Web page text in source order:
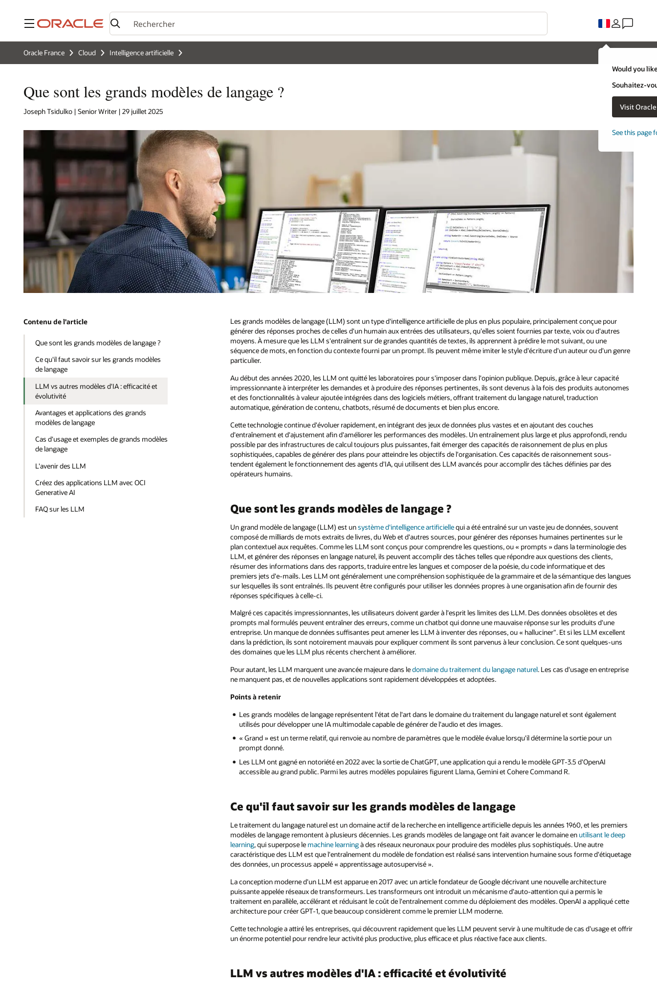
Menu
Would you
Souhaitez-
Visit
See this page
Oracle France Cloud Intelligence artificielle
Que sont les grands modèles de langage ?
Joseph Tsidulko | Senior Writer | 29 juillet 2025
Contenu de l'article
Que sont les grands modèles de langage ?
Ce qu'il faut savoir sur les grands modèles
de langage
LLM vs autres modèles d'IA : efficacité et
évolutivité
Avantages et applications des grands
modèles de langage
Cas d'usage et exemples de grands modèles
de langage
L'avenir des LLM
Créez des applications LLM avec OCI
Generative AI
FAQ sur les LLM
Les grands modèles de langage (LLM) sont un type d'intelligence artificielle de plus en plus populaire, principalement conçue pour
générer des réponses proches de celles d'un humain aux entrées des utilisateurs, qu'elles soient fournies par texte, voix ou d'autres
moyens. À mesure que les LLM s'entraînent sur de grandes quantités de textes, ils apprennent à prédire le mot suivant, ou une
séquence de mots, en fonction du contexte fourni par un prompt. Ils peuvent même imiter le style d'écriture d'un auteur ou d'un genre
particulier.
Au début des années 2020, les LLM ont quitté les laboratoires pour s'imposer dans l'opinion publique. Depuis, grâce à leur capacité
impressionnante à interpréter les demandes et à produire des réponses pertinentes, ils sont devenus à la fois des produits autonomes
et des fonctionnalités à valeur ajoutée intégrées dans des logiciels métiers, offrant traitement du langage naturel, traduction
automatique, génération de contenu, chatbots, résumé de documents et bien plus encore.
Cette technologie continue d'évoluer rapidement, en intégrant des jeux de données plus vastes et en ajoutant des couches
d'entraînement et d'ajustement afin d'améliorer les performances des modèles. Un entraînement plus large et plus approfondi, rendu
possible par des infrastructures de calcul toujours plus puissantes, fait émerger des capacités de raisonnement de plus en plus
sophistiquées, capables de générer des plans pour atteindre les objectifs de l'organisation. Ces capacités de raisonnement sous-
tendent également le fonctionnement des agents d'IA, qui utilisent des LLM avancés pour accomplir des tâches définies par des
opérateurs humains.
Que sont les grands modèles de langage ?
Un grand modèle de langage (LLM) est unsystème d'intelligence artificiellequi a été entraîné sur un vaste jeu de données, souvent
composé de milliards de mots extraits de livres, du Web et d'autres sources, pour générer des réponses humaines pertinentes sur le
plan contextuel aux requêtes. Comme les LLM sont conçus pour comprendre les questions, ou « prompts » dans la terminologie des
LLM, et générer des réponses en langage naturel, ils peuvent accomplir des tâches telles que répondre aux questions des clients,
résumer des informations dans des rapports, traduire entre les langues et composer de la poésie, du code informatique et des
premiers jets d'e-mails. Les LLM ont généralement une compréhension sophistiquée de la grammaire et de la sémantique des langues
sur lesquelles ils sont entraînés. Ils peuvent être configurés pour utiliser les données propres à une organisation afin de fournir des
réponses spécifiques à celle-ci.
Malgré ces capacités impressionnantes, les utilisateurs doivent garder à l'esprit les limites des LLM. Des données obsolètes et des
prompts mal formulés peuvent entraîner des erreurs, comme un chatbot qui donne une mauvaise réponse sur les produits d'une
entreprise. Un manque de données suffisantes peut amener les LLM à inventer des réponses, ou « halluciner". Et si les LLM excellent
dans la prédiction, ils sont notoirement mauvais pour expliquer comment ils sont parvenus à leur conclusion. Ce sont quelques-uns
des domaines que les LLM plus récents cherchent à améliorer.
Pour autant, les LLM marquent une avancée majeure dans ledomaine du traitement du langage naturel. Les cas d'usage en entreprise
ne manquent pas, et de nouvelles applications sont rapidement développées et adoptées.
Points à retenir
Les grands modèles de langage représentent l'état de l'art dans le domaine du traitement du langage naturel et sont également
utilisés pour développer une IA multimodale capable de générer de l'audio et des images.
« Grand » est un terme relatif, qui renvoie au nombre de paramètres que le modèle évalue lorsqu'il détermine la sortie pour un
prompt donné.
Les LLM ont gagné en notoriété en 2022 avec la sortie de ChatGPT, une application qui a rendu le modèle GPT-3.5 d'OpenAI
accessible au grand public. Parmi les autres modèles populaires figurent Llama, Gemini et Cohere Command R.
Ce qu'il faut savoir sur les grands modèles de langage
Le traitement du langage naturel est un domaine actif de la recherche en intelligence artificielle depuis les années 1960, et les premiers
modèles de langage remontent à plusieurs décennies. Les grands modèles de langage ont fait avancer le domaine en utilisant le deep
learning, qui superpose le machine learningà des réseaux neuronaux pour produire des modèles plus sophistiqués. Une autre
caractéristique des LLM est que l'entraînement du modèle de fondation est réalisé sans intervention humaine sous forme d'étiquetage
des données, un processus appelé « apprentissage autosupervisé ».
La conception moderne d'un LLM est apparue en 2017 avec un article fondateur de Google décrivant une nouvelle architecture
puissante appelée réseaux de transformeurs. Les transformeurs ont introduit un mécanisme d'auto-attention qui a permis le
traitement en parallèle, accélérant et réduisant le coût de l'entraînement comme du déploiement des modèles. OpenAI a appliqué cette
architecture pour créer GPT-1, que beaucoup considèrent comme le premier LLM moderne.
Cette technologie a attiré les entreprises, qui découvrent rapidement que les LLM peuvent servir à une multitude de cas d'usage et offrir
un énorme potentiel pour rendre leur activité plus productive, plus efficace et plus réactive face aux clients.
LLM vs autres modèles d'IA : efficacité et évolutivité